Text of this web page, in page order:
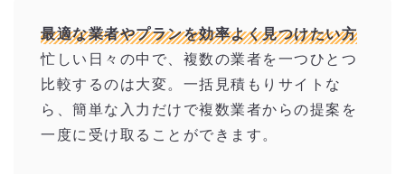
最適な業者やプランを効率よく見つけたい方
忙しい日々の中で、複数の業者を一つひとつ
比較するのは大変。一括見積もりサイトな
ら、簡単な入力だけで複数業者からの提案を
一度に受け取ることができます。